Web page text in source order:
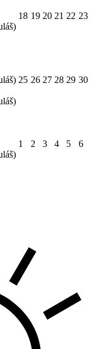
18 19 20 21 22 23
25 26 27 28 29 30
1 2 3 4 5 6